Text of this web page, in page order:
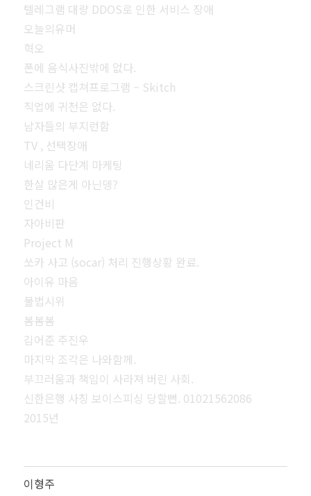
텔레그램 대량 DDOS로 인한 서비스 장애
오늘의유머
혁오
폰에 음식사진밖에 없다.
스크린샷 캡쳐프로그램 – Skitch
직업에 귀천은 없다.
남자들의 부지런함
TV , 선택장애
네리움 다단계 마케팅
한살 많은게 아닌뎅?
인건비
자아비판
Project M
쏘카 사고 (socar) 처리 진행상황 완료.
아이유 마음
불법시위
봄봄봄
김어준 주진우
마지막 조각은 나와함께.
부끄러움과 책임이 사라져 버린 사회.
신한은행 사칭 보이스피싱 당할뻔. 01021562086
2015년
이형주